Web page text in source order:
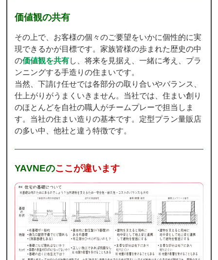
価値観の共有
その上で、お客様の個々のご要望をいかに個性的に実
現できるかが目標です。家族皆様の歩まれた歴史の中
の価値観を共有し、将来を見据え、一緒に考え、プラ
ンニングする手造りの住まいです。
当然、下請け任せでは各部分の取り合いやバランス、
仕上がりがうまくいきません。当社では、住まい創り
のほとんどを自社の職人がチームプレーで担当しま
す。当社の住まい造りの基本です。定型プラン量販店
の多い中、他社と違う特徴です。
YAVNEのここが違います